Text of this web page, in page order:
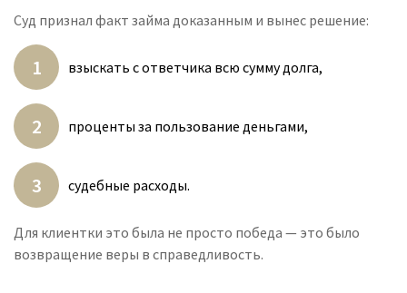
Суд признал факт займа доказанным и вынес решение:
взыскать с ответчика всю сумму долга,
проценты за пользование деньгами,
судебные расходы.
Для клиентки это была не просто победа — это было
возвращение веры в справедливость.